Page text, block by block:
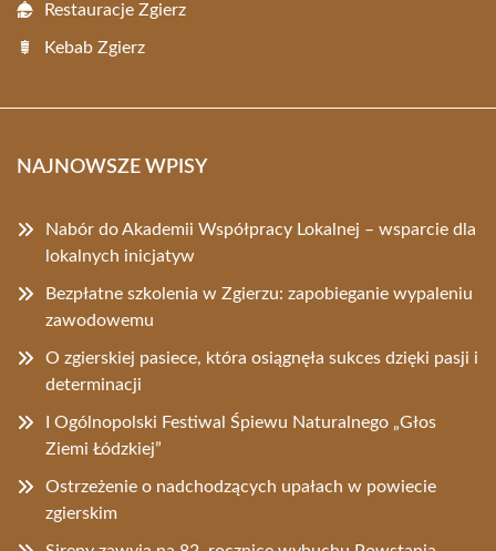
Restauracje Zgierz
Kebab Zgierz
NAJNOWSZE WPISY
Nabór do Akademii Współpracy Lokalnej – wsparcie dla
lokalnych inicjatyw
Bezpłatne szkolenia w Zgierzu: zapobieganie wypaleniu
zawodowemu
O zgierskiej pasiece, która osiągnęła sukces dzięki pasji i
determinacji
I Ogólnopolski Festiwal Śpiewu Naturalnego „Głos
Ziemi Łódzkiej”
Ostrzeżenie o nadchodzących upałach w powiecie
zgierskim